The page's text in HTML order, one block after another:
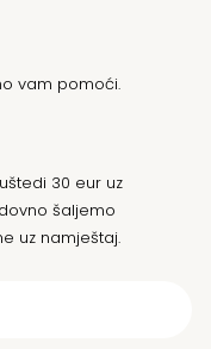
vam pomoći.
30 eur uz
šaljemo
uz namještaj.